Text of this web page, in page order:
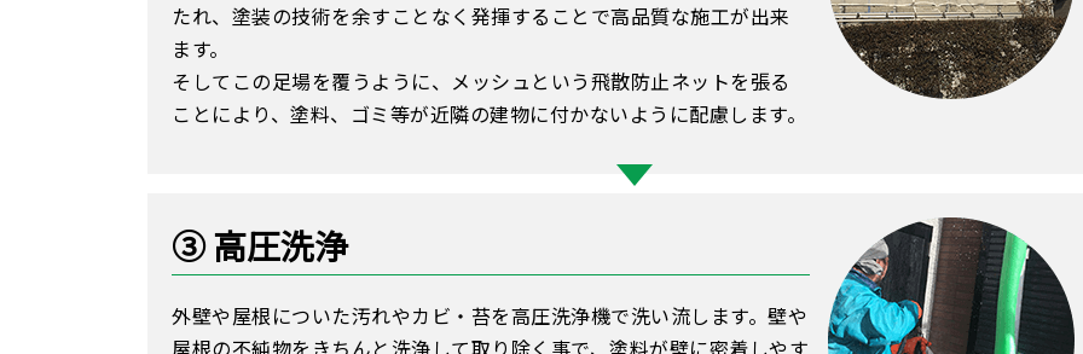
たれ、塗装の技術を余すことなく発揮することで高品質な施工が出来
ます。
そしてこの足場を覆うように、メッシュという飛散防止ネットを張る
ことにより、塗料、ゴミ等が近隣の建物に付かないように配慮します。
③ 高圧洗浄
外壁や屋根についた汚れやカビ・苔を高圧洗浄機で洗い流します。壁や